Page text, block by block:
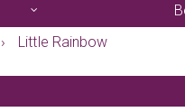
› Little Rainbow